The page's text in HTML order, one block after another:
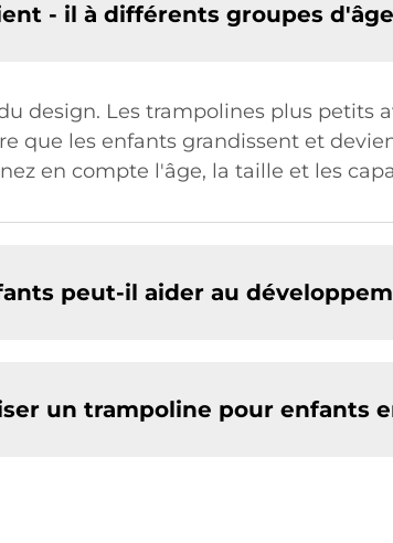
- il à différents groupes
design. Les trampolines plus petits
que les enfants grandissent et
en compte l'âge, la taille et les
peut-il aider au
un trampoline pour enfants